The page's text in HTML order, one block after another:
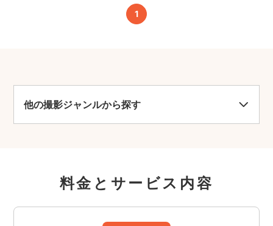
1
他の撮影ジャンルから探す
料金とサービス内容